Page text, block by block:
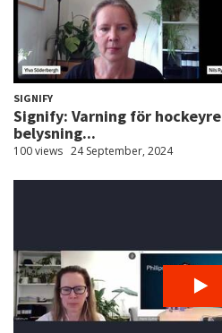
SIGNIFY
Signify: Varning för
belysning...
100 views 24 September, 2024